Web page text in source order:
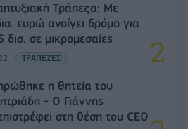
Τράπεζα: Με
ευρώ ανοίγει δρόμο για
σε μικρομεσαίες
ΤΡΑΠΕΖΕΣ
η θητεία του
- Ο Γιάννης
στη θέση του CEO